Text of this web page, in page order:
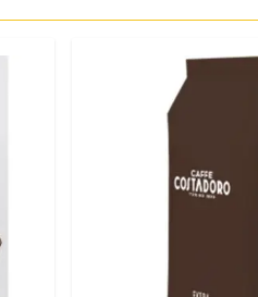
Les conditionnements